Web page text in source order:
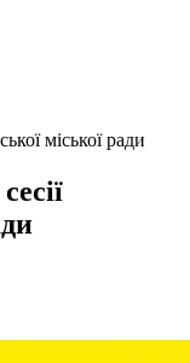
міської ради